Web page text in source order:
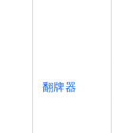
翻牌器